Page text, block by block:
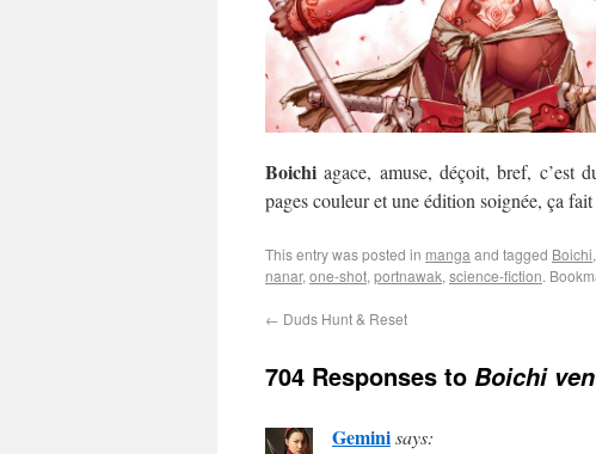
Boichi agace, amuse, déçoit, bref,
pages couleur et une édition soignée, ça
This entry was posted in manga and tagged Boichi,
nanar, one-shot, portnawak, science-fiction.
← Duds Hunt & Reset
704 Responses to Boichi
Geminisays: